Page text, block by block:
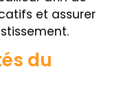
et assurer
du